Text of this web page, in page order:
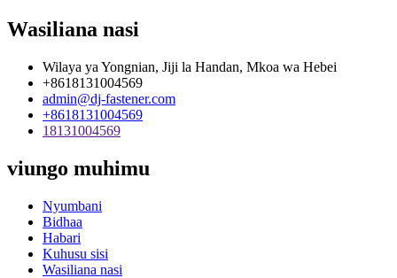
Wasiliana nasi
Wilaya ya Yongnian, Jiji la Handan, Mkoa wa Hebei
+8618131004569
admin@dj-fastener.com
+8618131004569
18131004569
viungo muhimu
Nyumbani
Bidhaa
Habari
Kuhusu sisi
Wasiliana nasi